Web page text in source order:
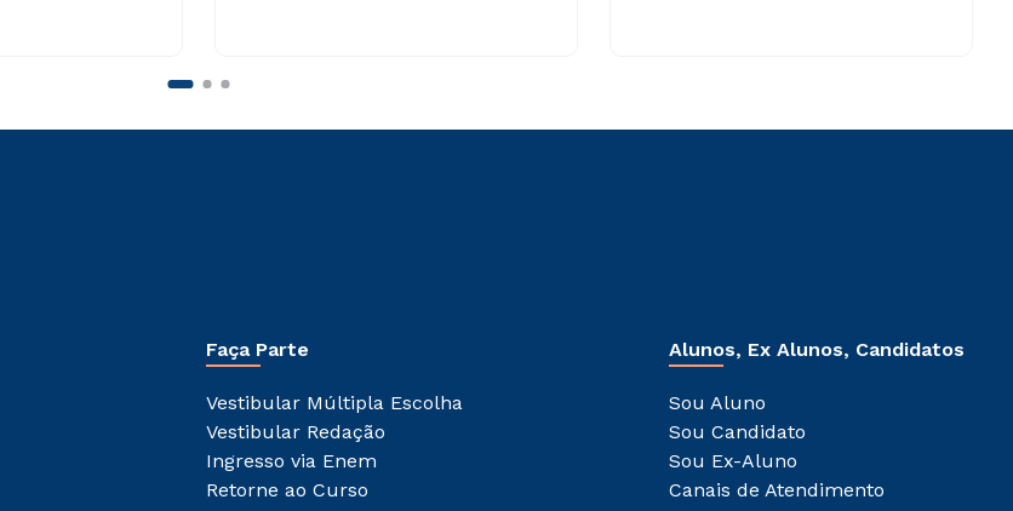
Faça Parte
Vestibular Múltipla Escolha
Vestibular Redação
Ingresso via Enem
Retorne ao Curso
Alunos, Ex Alunos, Candidatos
Sou Aluno
Sou Candidato
Sou Ex-Aluno
Canais de Atendimento